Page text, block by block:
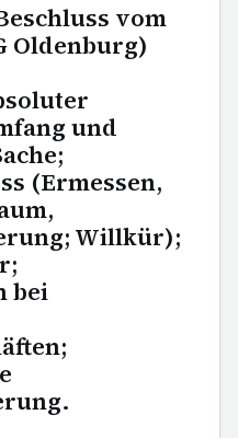
vom
Oldenburg)
und
(Ermessen,
Willkür);
bei